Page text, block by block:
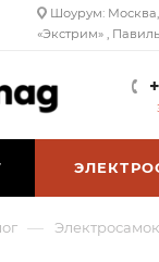
Шоурум: Москва,
«Экстрим» ,
—